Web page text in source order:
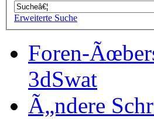
Erweiterte Suche
Foren-
3dSwat
Ã„ndere